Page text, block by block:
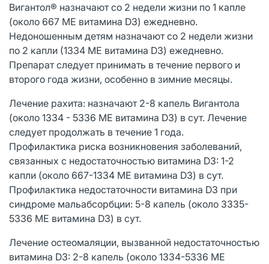
Вигантол® назначают со 2 недели жизни по 1 капле
(около 667 ME витамина D3) ежедневно.
Недоношенным детям назначают со 2 недели жизни
по 2 капли (1334 ME витамина D3) ежедневно.
Препарат следует принимать в течение первого и
второго года жизни, особенно в зимние месяцы.
Лечение рахита: назначают 2-8 капель Вигантола
(около 1334 - 5336 ME витамина D3) в сут. Лечение
следует продолжать в течение 1 года.
Профилактика риска возникновения заболеваний,
связанных с недостаточностью витамина D3: 1-2
капли (около 667-1334 ME витамина D3) в сут.
Профилактика недостаточности витамина D3 при
синдроме мальабсорбции: 5-8 капель (около 3335-
5336 ME витамина D3) в сут.
Лечение остеомаляции, вызванной недостаточностью
витамина D3: 2-8 капель (около 1334-5336 ME